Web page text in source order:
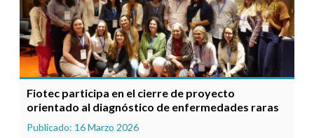
Fiotec participa en el cierre de proyecto
orientado al diagnóstico de enfermedades raras
Publicado: 16 Marzo 2026